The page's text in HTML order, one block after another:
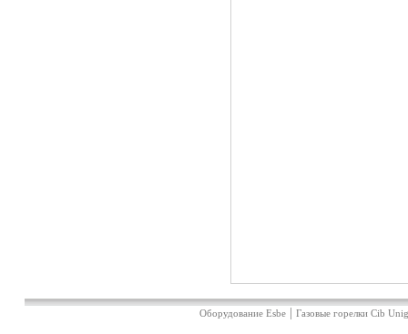
Оборудование Esbe Газовые горелки Cib